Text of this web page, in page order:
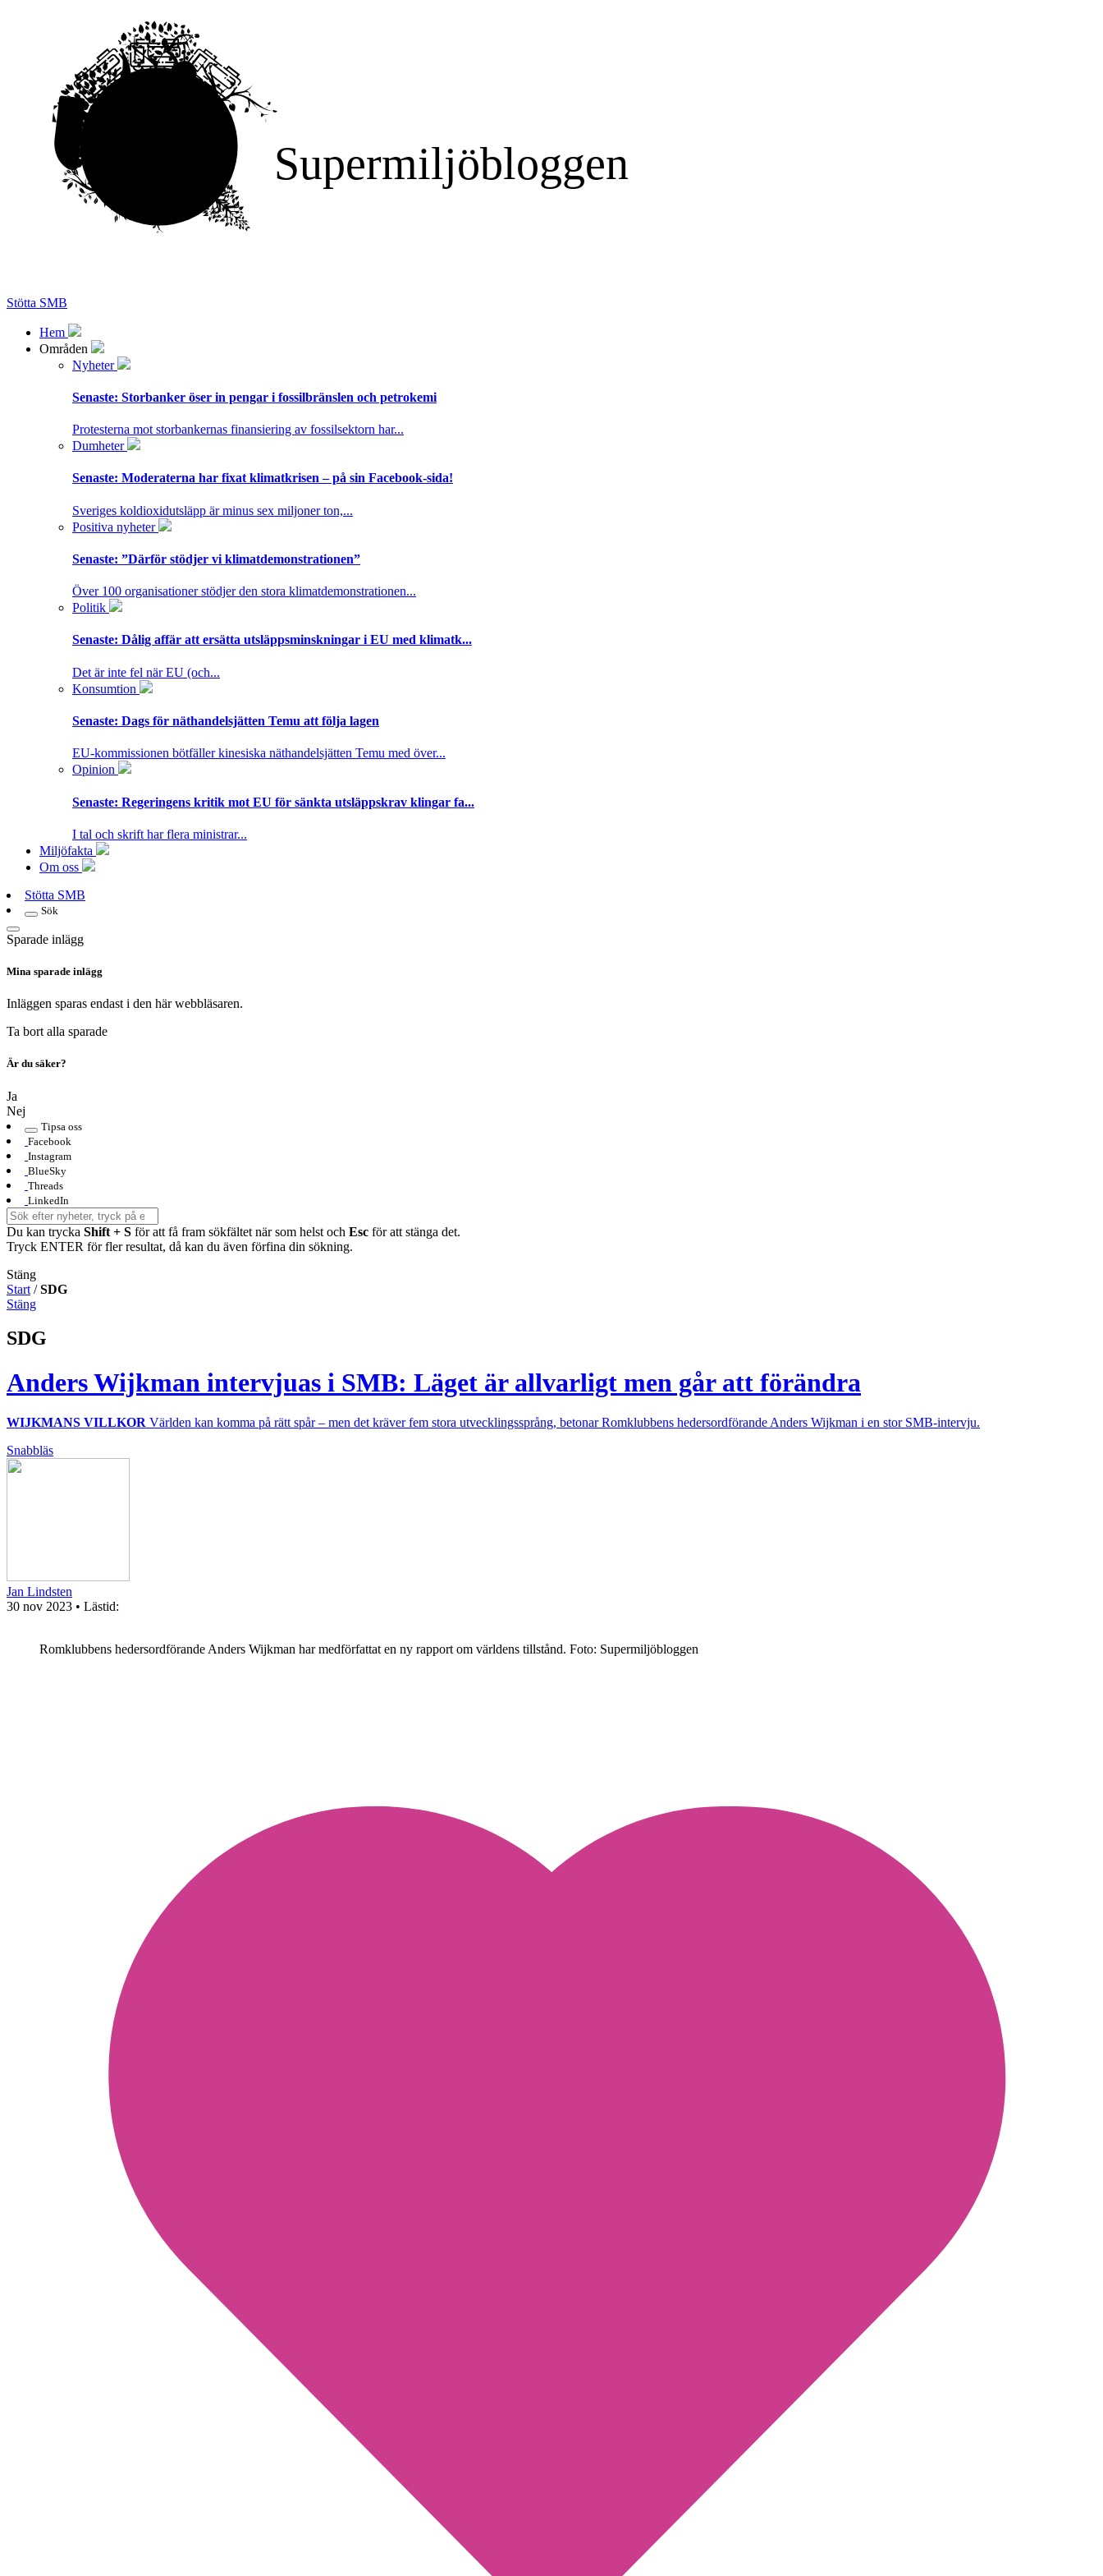
Supermiljöbloggen
Stötta SMB
Hem
Områden
Nyheter
Senaste: Storbanker öser in pengar i fossilbränslen och petrokemi
Protesterna mot storbankernas finansiering av fossilsektorn har...
Dumheter
Senaste: Moderaterna har fixat klimatkrisen – på sin Facebook-sida!
Sveriges koldioxidutsläpp är minus sex miljoner ton,...
Positiva nyheter
Senaste: ”Därför stödjer vi klimatdemonstrationen”
Över 100 organisationer stödjer den stora klimatdemonstrationen...
Politik
Senaste: Dålig affär att ersätta utsläppsminskningar i EU med klimatk...
Det är inte fel när EU (och...
Konsumtion
Senaste: Dags för näthandelsjätten Temu att följa lagen
EU-kommissionen bötfäller kinesiska näthandelsjätten Temu med över...
Opinion
Senaste: Regeringens kritik mot EU för sänkta utsläppskrav klingar fa...
I tal och skrift har flera ministrar...
Miljöfakta
Om oss
Stötta SMB
Sök
Sparade inlägg
Mina sparade inlägg
Inläggen sparas endast i den här webbläsaren.
Ta bort alla sparade
Är du säker?
Ja
Nej
Tipsa oss
Facebook
Instagram
BlueSky
Threads
LinkedIn
Du kan trycka Shift + S för att få fram sökfältet när som helst och Esc för att stänga det.
Tryck ENTER för fler resultat, då kan du även förfina din sökning.
Stäng
Start /SDG
Stäng
SDG
Anders Wijkman intervjuas i SMB: Läget är allvarligt men går att förändra
WIJKMANS VILLKOR Världen kan komma på rätt spår – men det kräver fem stora utvecklingssprång, betonar Romklubbens hedersordförande Anders Wijkman i en stor SMB-intervju.
Snabbläs
Jan Lindsten
30 nov 2023 • Lästid:
Romklubbens hedersordförande Anders Wijkman har medförfattat en ny rapport om världens tillstånd. Foto: Supermiljöbloggen